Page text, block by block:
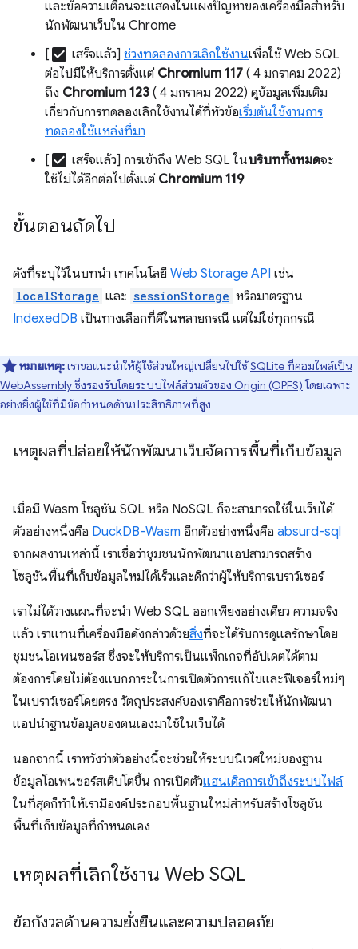
และข้อความเตือนจะแสดงในแผงปัญหาของเครื่องมือสำหรับ
นักพัฒนาเว็บใน Chrome
[ check_box เสร็จแล้ว] ช่วงทดลองการเลิกใช้งานเพื่อใช้ Web SQL
ต่อไปมีให้บริการตั้งแต่ Chromium 117 ( 4 มกราคม 2022)
ถึง Chromium 123 ( 4 มกราคม 2022) ดูข้อมูลเพิ่มเติม
เกี่ยวกับการทดลองเลิกใช้งานได้ที่หัวข้อเริ่มต้นใช้งานการ
ทดลองใช้แหล่งที่มา
[ check_box เสร็จแล้ว] การเข้าถึง Web SQL ในบริบททั้งหมดจะ
ใช้ไม่ได้อีกต่อไปตั้งแต่ Chromium 119
ขั้นตอนถัดไป
ดังที่ระบุไว้ในบทนำ เทคโนโลยี Web Storage API เช่น
localStorage และ sessionStorage หรือมาตรฐาน
IndexedDB เป็นทางเลือกที่ดีในหลายกรณี แต่ไม่ใช่ทุกกรณี
หมายเหตุ:เราขอแนะนำให้ผู้ใช้ส่วนใหญ่เปลี่ยนไปใช้SQLite ที่คอมไพล์เป็น
WebAssembly ซึ่งรองรับโดยระบบไฟล์ส่วนตัวของ Origin (OPFS)โดยเฉพาะ
อย่างยิ่งผู้ใช้ที่มีข้อกำหนดด้านประสิทธิภาพที่สูง
เหตุผลที่ปล่อยให้นักพัฒนาเว็บจัดการพื้นที่เก็บข้อมูล
เมื่อมี Wasm โซลูชัน SQL หรือ NoSQL ก็จะสามารถใช้ในเว็บได้
ตัวอย่างหนึ่งคือ DuckDB-Wasm อีกตัวอย่างหนึ่งคือ absurd-sql
จากผลงานเหล่านี้ เราเชื่อว่าชุมชนนักพัฒนาแอปสามารถสร้าง
โซลูชันพื้นที่เก็บข้อมูลใหม่ได้เร็วและดีกว่าผู้ให้บริการเบราว์เซอร์
เราไม่ได้วางแผนที่จะนำ Web SQL ออกเพียงอย่างเดียว ความจริง
แล้ว เราแทนที่เครื่องมือดังกล่าวด้วยสิ่งที่จะได้รับการดูแลรักษาโดย
ชุมชนโอเพนซอร์ส ซึ่งจะให้บริการเป็นแพ็กเกจที่อัปเดตได้ตาม
ต้องการโดยไม่ต้องแบกภาระในการเปิดตัวการแก้ไขและฟีเจอร์ใหม่ๆ
ในเบราว์เซอร์โดยตรง วัตถุประสงค์ของเราคือการช่วยให้นักพัฒนา
แอปนำฐานข้อมูลของตนเองมาใช้ในเว็บได้
นอกจากนี้ เราหวังว่าตัวอย่างนี้จะช่วยให้ระบบนิเวศใหม่ของฐาน
ข้อมูลโอเพนซอร์สเติบโตขึ้น การเปิดตัวแฮนเดิลการเข้าถึงระบบไฟล์
ในที่สุดก็ทำให้เรามีองค์ประกอบพื้นฐานใหม่สำหรับสร้างโซลูชัน
พื้นที่เก็บข้อมูลที่กำหนดเอง
เหตุผลที่เลิกใช้งาน Web SQL
ข้อกังวลด้านความยั่งยืนและความปลอดภัย